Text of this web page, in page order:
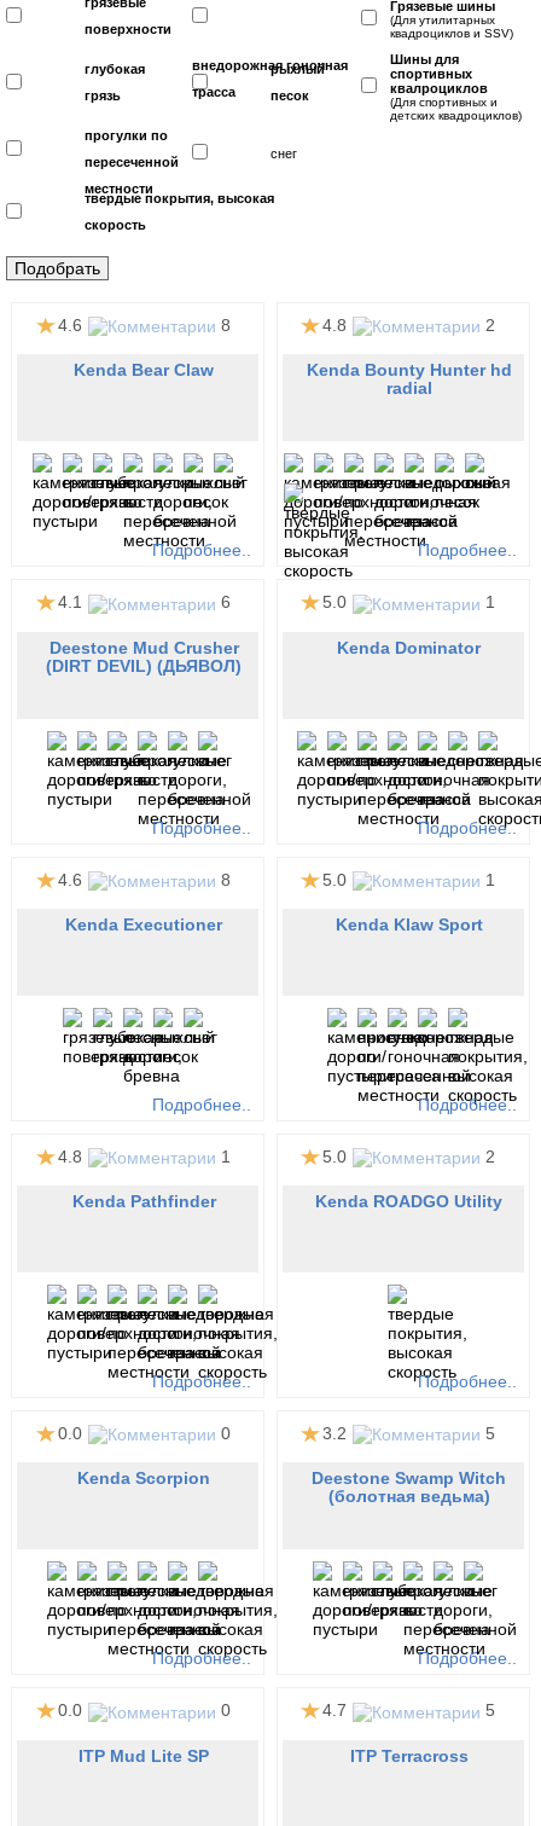
поверхности
внедорожная гоночная
трасса
Грязевые шины
(Для утилитарных
квадроциклов и SSV)
глубокая
грязь
рыхлый
песок
Шины для
спортивных
квалроциклов
(Для спортивных и
детских квадроциклов)
прогулки по
пересеченной
местности
снег
твердые покрытия, высокая
скорость
4.6 8
Kenda Bear Claw
Подробнее..
4.8 2
Kenda Bounty Hunter hd
radial
Подробнее..
4.1 6
Deestone Mud Crusher
(DIRT DEVIL) (ДЬЯВОЛ)
Подробнее..
5.0 1
Kenda Dominator
Подробнее..
4.6 8
Kenda Executioner
Подробнее..
5.0 1
Kenda Klaw Sport
Подробнее..
4.8 1
Kenda Pathfinder
Подробнее..
5.0 2
Kenda ROADGO Utility
Подробнее..
0.0 0
Kenda Scorpion
Подробнее..
3.2 5
Deestone Swamp Witch
(болотная ведьма)
Подробнее..
0.0 0
ITP Mud Lite SP
4.7 5
ITP Terracross